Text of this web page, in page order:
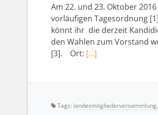
Am 22. und 23. Oktober
vorläufigen Tagesordnung
könnt ihr die derzeit
den Wahlen zum Vorstand
[3]. Ort: […]
Tags: landesmitgliederversammlung,